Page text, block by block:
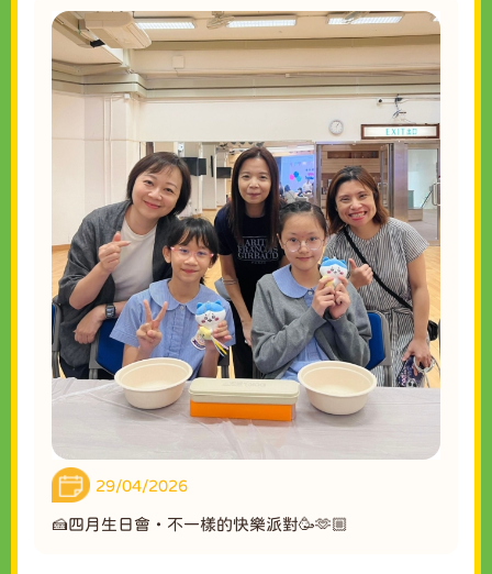
29/04/2026
🍰四月生日會・不一樣的快樂派對🥳🫶🏼